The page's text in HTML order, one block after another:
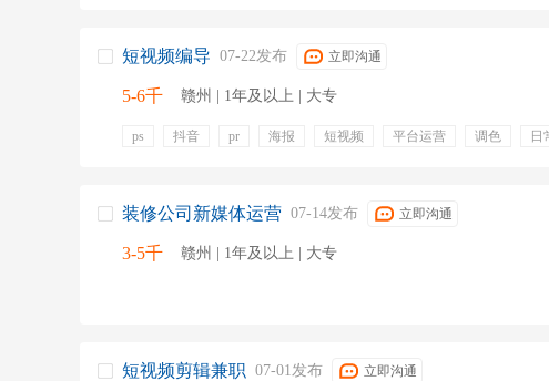
短视频编导 07-22发布 立即沟通
5-6千 赣州 | 1年及以上 | 大专
ps 抖音 pr 海报 短视频 平台运营 调色 日
装修公司新媒体运营 07-14发布 立即沟通
3-5千 赣州 | 1年及以上 | 大专
短视频剪辑兼职 07-01发布 立即沟通